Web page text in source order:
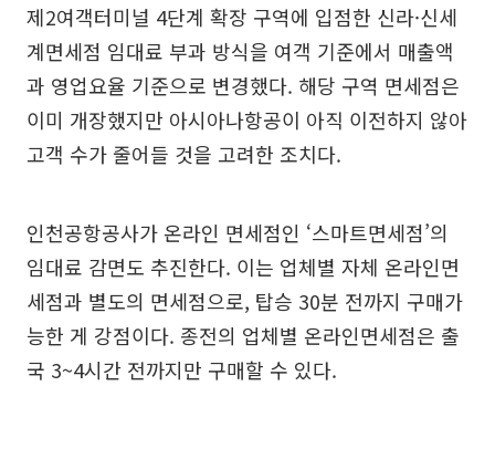
제2여객터미널 4단계 확장 구역에 입점한 신라·신세
계면세점 임대료 부과 방식을 여객 기준에서 매출액
과 영업요율 기준으로 변경했다. 해당 구역 면세점은
이미 개장했지만 아시아나항공이 아직 이전하지 않아
고객 수가 줄어들 것을 고려한 조치다.
인천공항공사가 온라인 면세점인 ‘스마트면세점’의
임대료 감면도 추진한다. 이는 업체별 자체 온라인면
세점과 별도의 면세점으로, 탑승 30분 전까지 구매가
능한 게 강점이다. 종전의 업체별 온라인면세점은 출
국 3~4시간 전까지만 구매할 수 있다.